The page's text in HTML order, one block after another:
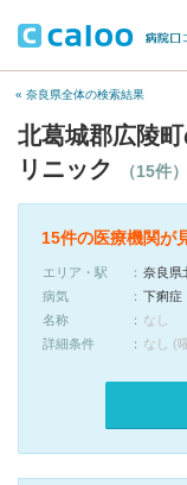
« 奈良県全体の検索結果
北葛城郡広陵
リニック
（15件）
15件の医療機関が
エリア・駅
奈良県
病気
下痢症
名称
なし
詳細条件
なし (